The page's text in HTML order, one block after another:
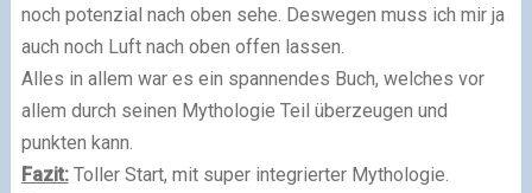
noch potenzial nach oben sehe. Deswegen muss ich mir ja
auch noch Luft nach oben offen lassen.
Alles in allem war es ein spannendes Buch, welches vor
allem durch seinen Mythologie Teil überzeugen und
punkten kann.
Fazit:Toller Start, mit super integrierter Mythologie.